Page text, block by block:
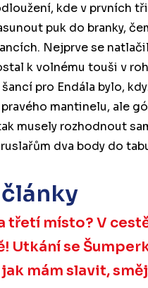
kde v prvních
puk do branky,
Nejprve se
k volnému touši v
pro Endála bylo,
mantinelu, ale
musely rozhodnout
dva body do
třetí místo? V
Utkání se
mám slavit,